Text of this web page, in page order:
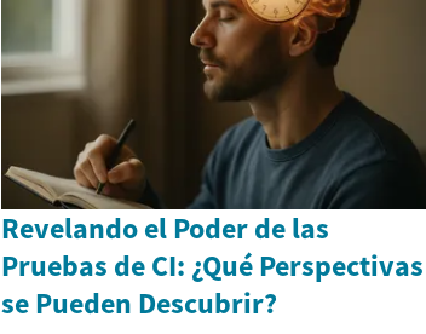
Revelando el Poder de las
Pruebas de CI: ¿Qué Perspectivas
se Pueden Descubrir?